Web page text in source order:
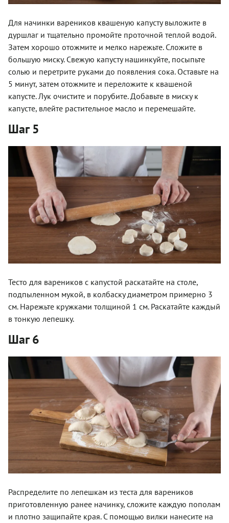
Для начинки вареников квашеную капусту выложите в
дуршлаг и тщательно промойте проточной теплой водой.
Затем хорошо отожмите и мелко нарежьте. Сложите в
большую миску. Свежую капусту нашинкуйте, посыпьте
солью и перетрите руками до появления сока. Оставьте на
5 минут, затем отожмите и переложите к квашеной
капусте. Лук очистите и порубите. Добавьте в миску к
капусте, влейте растительное масло и перемешайте.
Шаг 5
Тесто для вареников с капустой раскатайте на столе,
подпыленном мукой, в колбаску диаметром примерно 3
см. Нарежьте кружками толщиной 1 см. Раскатайте каждый
в тонкую лепешку.
Шаг 6
Распределите по лепешкам из теста для вареников
приготовленную ранее начинку, сложите каждую пополам
и плотно защипайте края. С помощью вилки нанесите на